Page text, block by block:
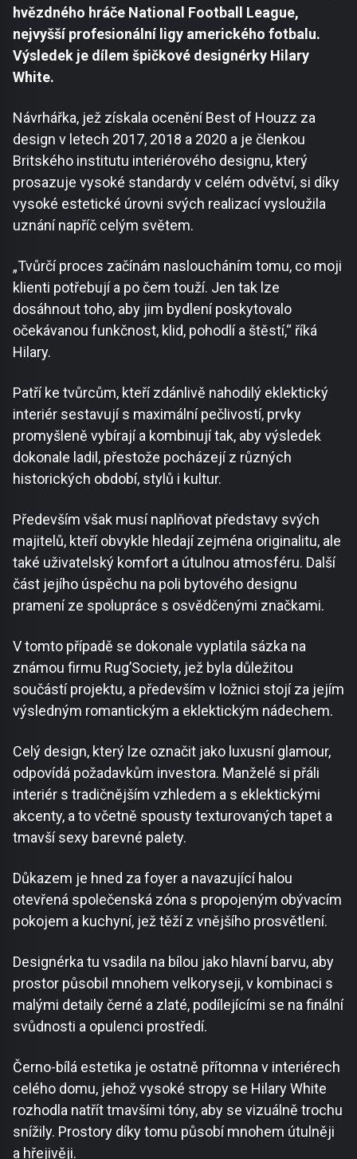
hvězdného hráče National Football League,
nejvyšší profesionální ligy amerického fotbalu.
Výsledek je dílem špičkové designérky Hilary
White.
Návrhářka, jež získala ocenění Best of Houzz za
design v letech 2017, 2018 a 2020 a je členkou
Britského institutu interiérového designu, který
prosazuje vysoké standardy v celém odvětví, si díky
vysoké estetické úrovni svých realizací vysloužila
uznání napříč celým světem.
„Tvůrčí proces začínám nasloucháním tomu, co moji
klienti potřebují a po čem touží. Jen tak lze
dosáhnout toho, aby jim bydlení poskytovalo
očekávanou funkčnost, klid, pohodlí a štěstí,“ říká
Hilary.
Patří ke tvůrcům, kteří zdánlivě nahodilý eklektický
interiér sestavují s maximální pečlivostí, prvky
promyšleně vybírají a kombinují tak, aby výsledek
dokonale ladil, přestože pocházejí z různých
historických období, stylů i kultur.
Především však musí naplňovat představy svých
majitelů, kteří obvykle hledají zejména originalitu, ale
také uživatelský komfort a útulnou atmosféru. Další
část jejího úspěchu na poli bytového designu
pramení ze spolupráce s osvědčenými značkami.
V tomto případě se dokonale vyplatila sázka na
známou firmu Rug’Society, jež byla důležitou
součástí projektu, a především v ložnici stojí za jejím
výsledným romantickým a eklektickým nádechem.
Celý design, který lze označit jako luxusní glamour,
odpovídá požadavkům investora. Manželé si přáli
interiér s tradičnějším vzhledem a s eklektickými
akcenty, a to včetně spousty texturovaných tapet a
tmavší sexy barevné palety.
Důkazem je hned za foyer a navazující halou
otevřená společenská zóna s propojeným obývacím
pokojem a kuchyní, jež těží z vnějšího prosvětlení.
Designérka tu vsadila na bílou jako hlavní barvu, aby
prostor působil mnohem velkoryseji, v kombinaci s
malými detaily černé a zlaté, podílejícími se na finální
svůdnosti a opulenci prostředí.
Černo-bílá estetika je ostatně přítomna v interiérech
celého domu, jehož vysoké stropy se Hilary White
rozhodla natřít tmavšími tóny, aby se vizuálně trochu
snížily. Prostory díky tomu působí mnohem útulněji
a hřejivěji.